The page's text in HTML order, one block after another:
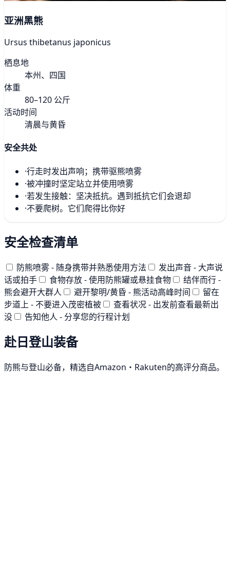
亚洲黑熊
Ursus thibetanus japonicus
栖息地
本州、四国
体重
80–120 公斤
活动时间
清晨与黄昏
安全共处
·行走时发出声响；携带驱熊喷雾
·被冲撞时坚定站立并使用喷雾
·若发生接触：坚决抵抗。遇到抵抗它们会退却
·不要爬树。它们爬得比你好
安全检查清单
防熊喷雾 - 随身携带并熟悉使用方法
发出声音 - 大声说
话或拍手
食物存放 - 使用防熊罐或悬挂食物
结伴而行 -
熊会避开大群人
避开黎明/黄昏 - 熊活动高峰时间
留在
步道上 - 不要进入茂密植被
查看状况 - 出发前查看最新出
没
告知他人 - 分享您的行程计划
赴日登山装备
防熊与登山必备，精选自Amazon・Rakuten的高评分商品。